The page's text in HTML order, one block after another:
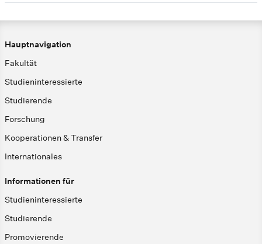
Hauptnavigation
Fakultät
Studieninteressierte
Studierende
Forschung
Kooperationen & Transfer
Internationales
Informationen für
Studieninteressierte
Studierende
Promovierende